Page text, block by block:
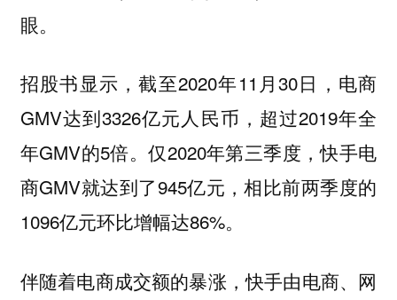
眼。
招股书显示，截至2020年11月30日，电商
GMV达到3326亿元人民币，超过2019年全
年GMV的5倍。仅2020年第三季度，快手电
商GMV就达到了945亿元，相比前两季度的
1096亿元环比增幅达86%。
伴随着电商成交额的暴涨，快手由电商、网